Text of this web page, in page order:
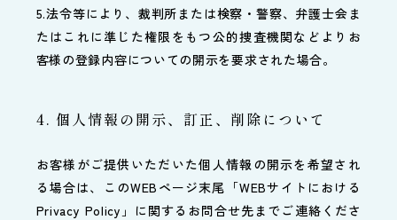
5.法令等により、裁判所または検察・警察、弁護士会ま
たはこれに準じた権限をもつ公的捜査機関などよりお
客様の登録内容についての開示を要求された場合。
4. 個人情報の開示、訂正、削除について
お客様がご提供いただいた個人情報の開示を希望され
る場合は、このWEBページ末尾「WEBサイトにおける
Privacy Policy」に関するお問合せ先までご連絡くださ